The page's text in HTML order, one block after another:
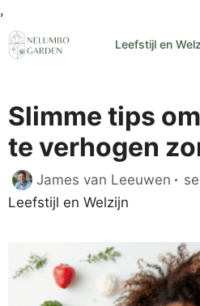
,
naar
de
Leefstijl en
Slimme tips
te verhogen
James van Leeuwen
Leefstijl en Welzijn